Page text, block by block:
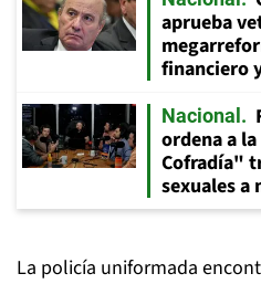
aprueba
financiero
Nacional
ordena a
Cofradía"
sexuales a
La policía uniformada